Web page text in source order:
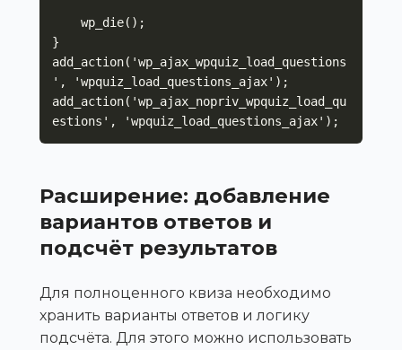
}
add_action('wp_ajax_wpquiz_load_questions
', 'wpquiz_load_questions_ajax');
add_action('wp_ajax_nopriv_wpquiz_load_qu
estions', 'wpquiz_load_questions_ajax');
Расширение: добавление
вариантов ответов и
подсчёт результатов
Для полноценного квиза необходимо
хранить варианты ответов и логику
подсчёта. Для этого можно использовать